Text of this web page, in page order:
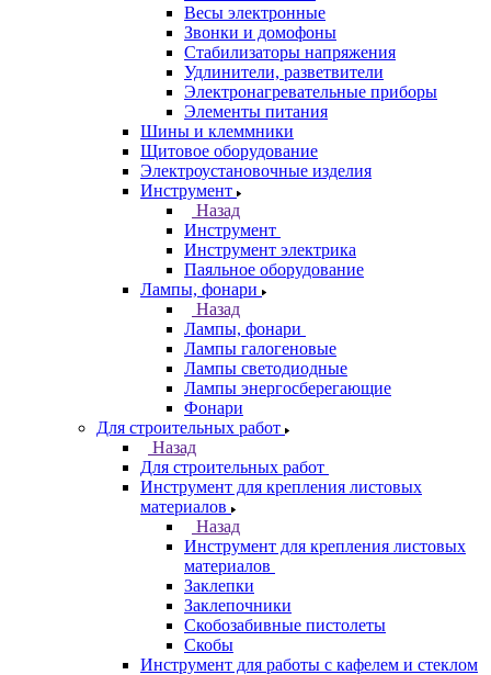
Весы электронные
Звонки и домофоны
Стабилизаторы напряжения
Удлинители, разветвители
Электронагревательные приборы
Элементы питания
Шины и клеммники
Щитовое оборудование
Электроустановочные изделия
Инструмент
Назад
Инструмент
Инструмент электрика
Паяльное оборудование
Лампы, фонари
Назад
Лампы, фонари
Лампы галогеновые
Лампы светодиодные
Лампы энергосберегающие
Фонари
Для строительных работ
Назад
Для строительных работ
Инструмент для крепления листовых
материалов
Назад
Инструмент для крепления листовых
материалов
Заклепки
Заклепочники
Скобозабивные пистолеты
Скобы
Инструмент для работы с кафелем и стеклом